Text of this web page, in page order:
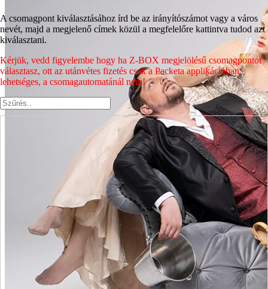
A csomagpont kiválasztásához írd be az irányítószámot vagy a város
nevét, majd a megjelenő címek közül a megfelelőre kattintva tudod azt
kiválasztani.
Kérjük, vedd figyelembe hogy ha Z-BOX megjelölésű csomagpontot
választasz, ott az utánvétes fizetés csak a Packeta applikációban
lehetséges, a csomagautomatánál nem!